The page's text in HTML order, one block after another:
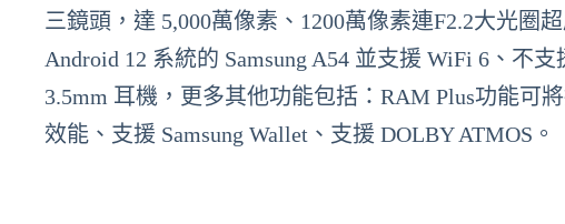
三鏡頭，達 5,000萬像素、1200萬像素連F2.2大光圈
Android 12 系統的 Samsung A54 並支援 WiFi 6、不
3.5mm 耳機，更多其他功能包括：RAM Plus功能可
效能、支援 Samsung Wallet、支援 DOLBY ATMOS。